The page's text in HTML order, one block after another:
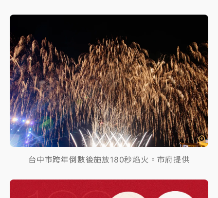
台中市跨年倒數後施放180秒焰火。市府提供